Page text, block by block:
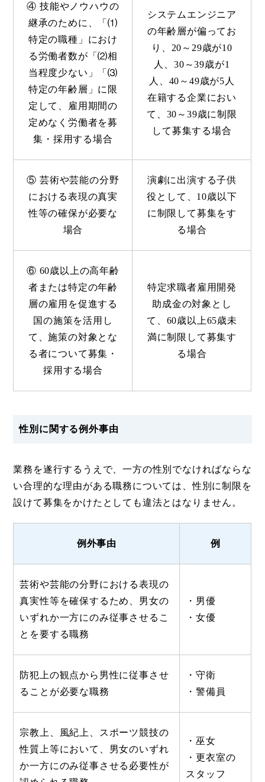
④ 技能やノウハウの
継承のために、「⑴
特定の職種」におけ
る労働者数が「⑵相
当程度少ない」「⑶
特定の年齢層」に限
定して、雇用期間の
定めなく労働者を募
集・採用する場合
システムエンジニア
の年齢層が偏ってお
り、20～29歳が10
人、30～39歳が1
人、40～49歳が5人
在籍する企業におい
て、30～39歳に制限
して募集する場合
⑤ 芸術や芸能の分野
における表現の真実
性等の確保が必要な
場合
演劇に出演する子供
役として、10歳以下
に制限して募集をす
る場合
⑥ 60歳以上の高年齢
者または特定の年齢
層の雇用を促進する
国の施策を活用し
て、施策の対象とな
る者について募集・
採用する場合
特定求職者雇用開発
助成金の対象とし
て、60歳以上65歳未
満に制限して募集す
る場合
性別に関する例外事由
業務を遂行するうえで、一方の性別でなければならな
い合理的な理由がある職務については、性別に制限を
設けて募集をかけたとしても違法とはなりません。
例外事由 例
芸術や芸能の分野における表現の
真実性等を確保するため、男女の
いずれか一方にのみ従事させるこ
とを要する職務
・男優
・女優
防犯上の観点から男性に従事させ
ることが必要な職務
・守衛
・警備員
宗教上、風紀上、スポーツ競技の
性質上等において、男女のいずれ
か一方にのみ従事させる必要性が
・巫女
・更衣室の
スタッフ